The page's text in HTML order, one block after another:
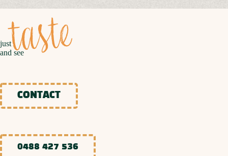
justtaste
and see
CONTACT
0488 427 536